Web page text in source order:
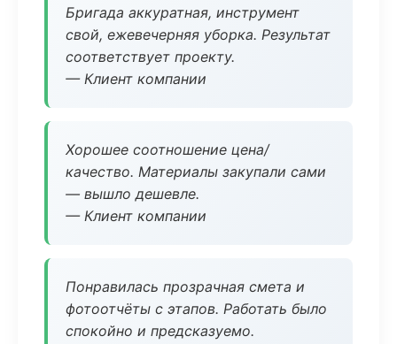
Бригада аккуратная, инструмент
свой, ежевечерняя уборка. Результат
соответствует проекту.
— Клиент компании
Хорошее соотношение цена/
качество. Материалы закупали сами
— вышло дешевле.
— Клиент компании
Понравилась прозрачная смета и
фотоотчёты с этапов. Работать было
спокойно и предсказуемо.